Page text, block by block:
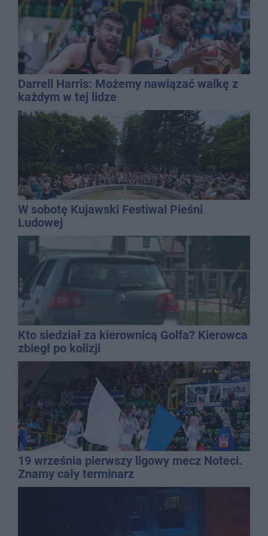
Darrell Harris: Możemy nawiązać walkę z
każdym w tej lidze
W sobotę Kujawski Festiwal Pieśni
Ludowej
Kto siedział za kierownicą Golfa? Kierowca
zbiegł po kolizji
19 września pierwszy ligowy mecz Noteci.
Znamy cały terminarz